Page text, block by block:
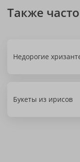
Также
Недорогие
Букеты из ирисов